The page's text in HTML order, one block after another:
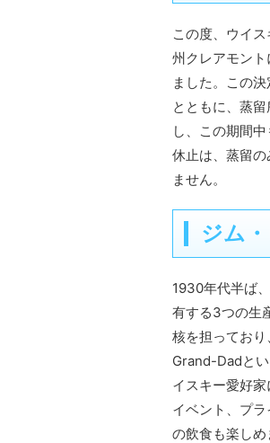
この度、ウイ
州クレアモン
ました。この
とともに、蒸
し、この期間
休止は、蒸留
ません。
ジム
1930年代半ば
有する3つの生
核を担ってお
Grand-Dadと
イスキー愛好
イベント、プ
の飲食も楽し